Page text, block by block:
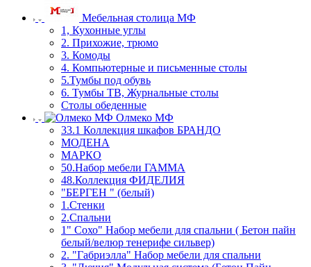
Мебельная столица МФ
1, Кухонные углы
2. Прихожие, трюмо
3. Комоды
4. Компьютерные и письменные столы
5.Тумбы под обувь
6. Тумбы ТВ, Журнальные столы
Столы обеденные
Олмеко МФ
33.1 Коллекция шкафов БРАНДО
МОДЕНА
МАРКО
50.Набор мебели ГАММА
48.Коллекция ФИДЕЛИЯ
"БЕРГЕН " (белый)
1.Стенки
2.Спальни
1" Сохо" Набор мебели для спальни ( Бетон пайн
белый/велюр тенерифе сильвер)
2. "Габриэлла" Набор мебели для спальни